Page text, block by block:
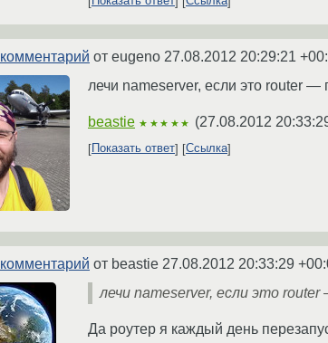
комментарий от eugeno 27.08.2012 20:29:21
лечи nameserver, если это router —
beastie ★★★★★ (27.08.2012
Показать ответ Ссылка
комментарий от beastie 27.08.2012 20:33:29
лечи nameserver, если это
Да роутер я каждый день